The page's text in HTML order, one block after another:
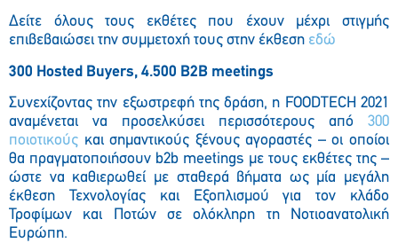
Δείτε όλους τους εκθέτες που έχουν μέχρι στιγμής
επιβεβαιώσει την συμμετοχή τους στην έκθεση εδώ
300 Hosted Buyers, 4.500 B2B meetings
Συνεχίζοντας την εξωστρεφή της δράση, η FOODTECH 2021
αναμένεται να προσελκύσει περισσότερους από 300
ποιοτικούς και σημαντικούς ξένους αγοραστές – οι οποίοι
θα πραγματοποιήσουν b2b meetings με τους εκθέτες της –
ώστε να καθιερωθεί με σταθερά βήματα ως μία μεγάλη
έκθεση Τεχνολογίας και Εξοπλισμού για τον κλάδο
Τροφίμων και Ποτών σε ολόκληρη τη Νοτιοανατολική
Ευρώπη.